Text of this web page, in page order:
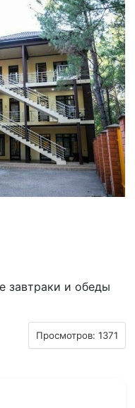
завтраки и обеды
Просмотров: 1371